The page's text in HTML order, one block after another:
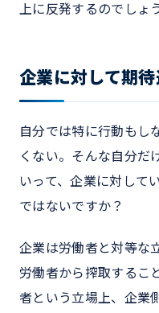
上に反発するのでしょう
企業に対して期
自分では特に行動もし
くない。そんな自分だ
いって、企業に対して
ではないですか？
企業は労働者と対等な
労働者から搾取するこ
者という立場上、企業